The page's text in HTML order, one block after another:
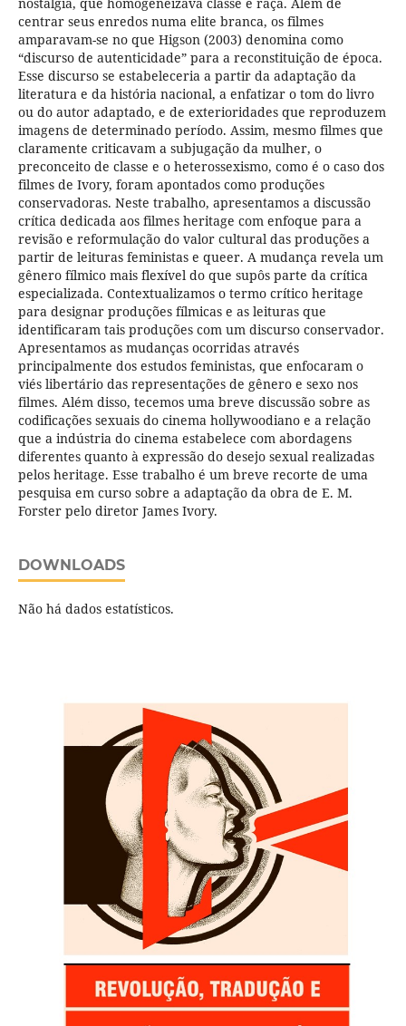
centrar seus enredos numa elite branca, os filmes
amparavam-se no que Higson (2003) denomina como
“discurso de autenticidade” para a reconstituição de época.
Esse discurso se estabeleceria a partir da adaptação da
literatura e da história nacional, a enfatizar o tom do livro
ou do autor adaptado, e de exterioridades que reproduzem
imagens de determinado período. Assim, mesmo filmes que
claramente criticavam a subjugação da mulher, o
preconceito de classe e o heterossexismo, como é o caso dos
filmes de Ivory, foram apontados como produções
conservadoras. Neste trabalho, apresentamos a discussão
crítica dedicada aos filmes heritage com enfoque para a
revisão e reformulação do valor cultural das produções a
partir de leituras feministas e queer. A mudança revela um
gênero fílmico mais flexível do que supôs parte da crítica
especializada. Contextualizamos o termo crítico heritage
para designar produções fílmicas e as leituras que
identificaram tais produções com um discurso conservador.
Apresentamos as mudanças ocorridas através
principalmente dos estudos feministas, que enfocaram o
viés libertário das representações de gênero e sexo nos
filmes. Além disso, tecemos uma breve discussão sobre as
codificações sexuais do cinema hollywoodiano e a relação
que a indústria do cinema estabelece com abordagens
diferentes quanto à expressão do desejo sexual realizadas
pelos heritage. Esse trabalho é um breve recorte de uma
pesquisa em curso sobre a adaptação da obra de E. M.
Forster pelo diretor James Ivory.
DOWNLOADS
Não há dados estatísticos.